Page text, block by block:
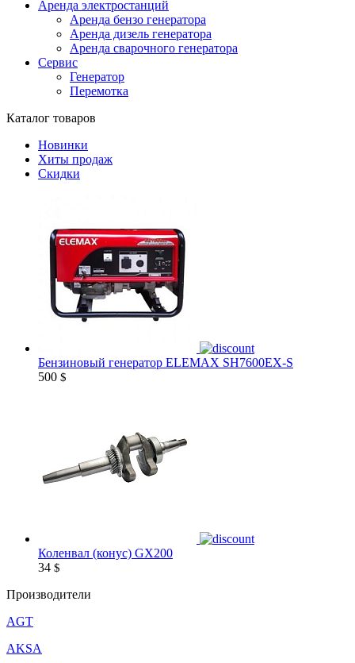
Аренда электростанций
Аренда бензо генератора
Аренда дизель генератора
Аренда сварочного генератора
Сервис
Генератор
Перемотка
Каталог товаров
Новинки
Хиты продаж
Скидки
Бензиновый генератор ELEMAX SH7600EX-S
500 $
Коленвал (конус) GX200
34 $
Производители
AGT
AKSA